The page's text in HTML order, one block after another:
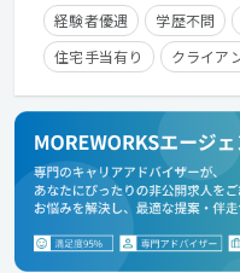
経験者優遇 学歴不問
住宅手当有り
クライア